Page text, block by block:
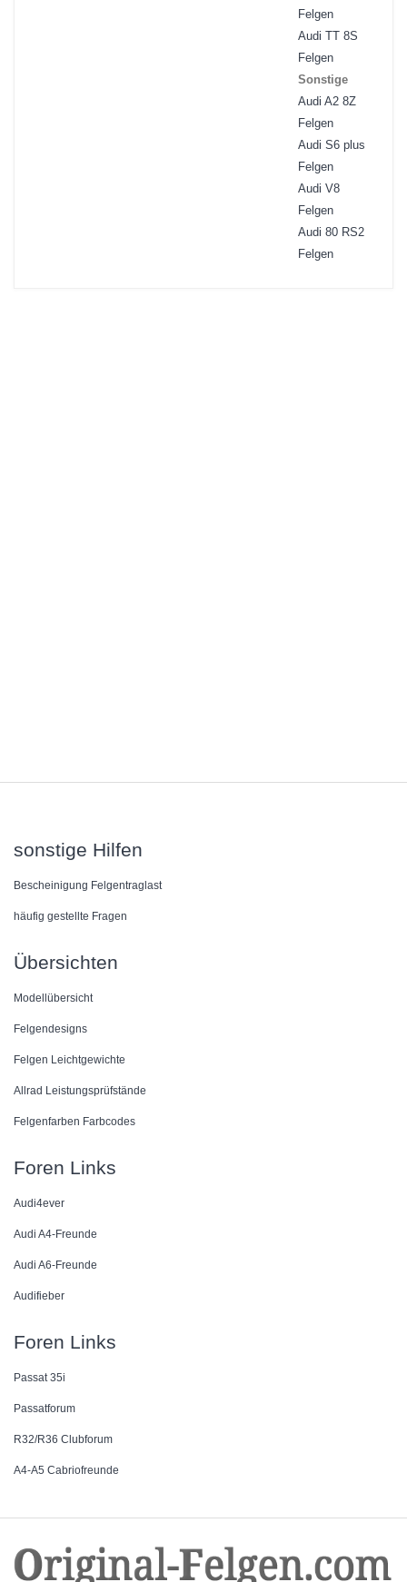
Felgen
Audi TT 8S
Felgen
Sonstige
Audi A2 8Z
Felgen
Audi S6 plus
Felgen
Audi V8
Felgen
Audi 80 RS2
Felgen
sonstige Hilfen
Bescheinigung Felgentraglast
häufig gestellte Fragen
Übersichten
Modellübersicht
Felgendesigns
Felgen Leichtgewichte
Allrad Leistungsprüfstände
Felgenfarben Farbcodes
Foren Links
Audi4ever
Audi A4-Freunde
Audi A6-Freunde
Audifieber
Foren Links
Passat 35i
Passatforum
R32/R36 Clubforum
A4-A5 Cabriofreunde